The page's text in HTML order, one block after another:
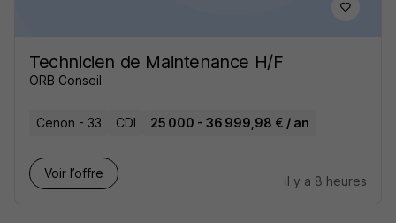
Technicien de Maintenance H/F
ORB Conseil
Cenon - 33 CDI 25 000 - 36 999,98 € / an
Voir l’offre
il y a 8 heures